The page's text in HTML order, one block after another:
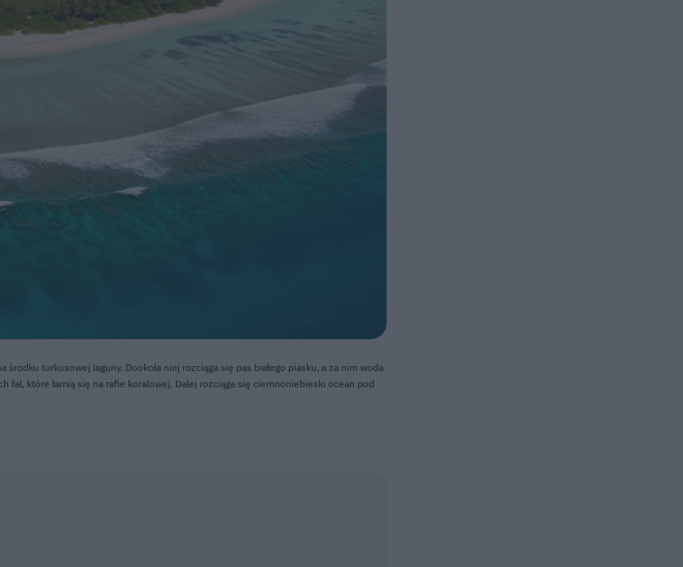
turkusowej laguny. Dookoła niej rozciąga się pas białego piasku, a za nim woda
fal, które łamią się na rafie koralowej. Dalej rozciąga się ciemnoniebieski ocean pod